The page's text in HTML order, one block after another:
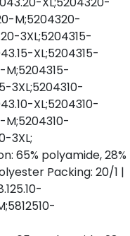
M;5204320-
3XL;5204315-
XL;5204315-
M;5204315-
3XL;5204310-
XL;5204310-
M;5204310-
3XL;
65% polyamide, 28%
Packing: 20/1 |